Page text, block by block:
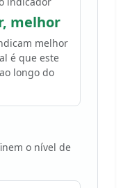
melhor
melhor
é que este
longo do
o nível de